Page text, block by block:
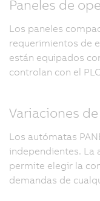
Paneles de
Los paneles
requerimientos de
están equipados
controlan con el
Variaciones
Los autómatas
independientes. La
permite elegir la
demandas de